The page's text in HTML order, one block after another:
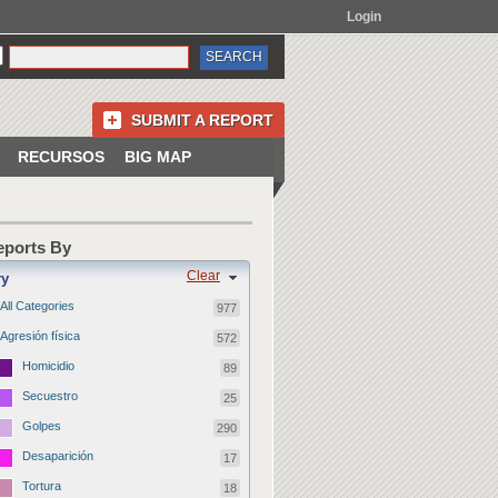
Login
SUBMIT A REPORT
RECURSOS BIG MAP
By
Clear
All Categories 977
Agresión física 572
Homicidio 89
Secuestro 25
Golpes 290
Desaparición 17
Tortura 18